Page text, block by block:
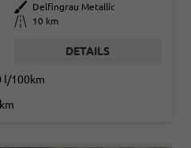
Außenfarbe
Delfingrau Metallic
Kilometerstand 10 km
DETAILS
l/100km